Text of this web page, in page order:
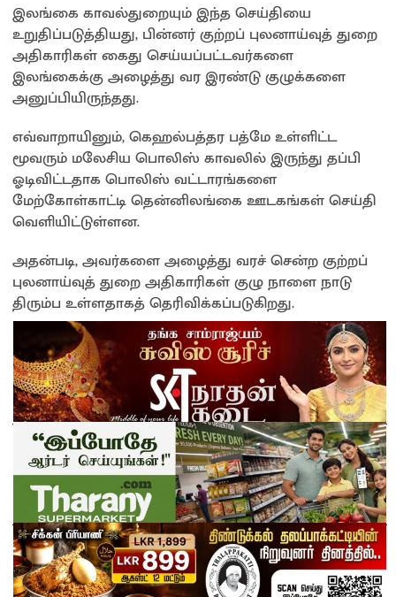
இலங்கை காவல்துறையும் இந்த செய்தியை
உறுதிப்படுத்தியது, பின்னர் குற்றப் புலனாய்வுத் துறை
அதிகாரிகள் கைது செய்யப்பட்டவர்களை
இலங்கைக்கு அழைத்து வர இரண்டு குழுக்களை
அனுப்பியிருந்தது.
எவ்வாறாயினும், கெஹல்பத்தர பத்மே உள்ளிட்ட
மூவரும் மலேசிய பொலிஸ் காவலில் இருந்து தப்பி
ஓடிவிட்டதாக பொலிஸ் வட்டாரங்களை
மேற்கோள்காட்டி தென்னிலங்கை ஊடகங்கள் செய்தி
வெளியிட்டுள்ளன.
அதன்படி, அவர்களை அழைத்து வரச் சென்ற குற்றப்
புலனாய்வுத் துறை அதிகாரிகள் குழு நாளை நாடு
திரும்ப உள்ளதாகத் தெரிவிக்கப்படுகிறது.